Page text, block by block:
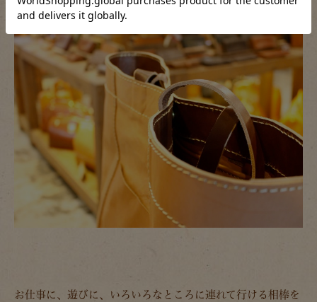
お仕事に、遊びに、いろいろなところに連れて行ける相棒を